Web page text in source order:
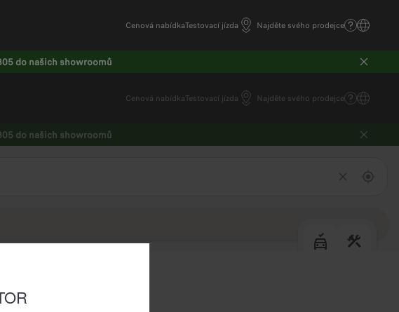
Cenová nabídkaTestovací jízda Najděte svého prodejce
do našich showroomů